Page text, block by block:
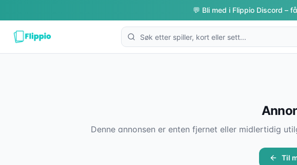
💬 Bli med i Flippio Discord –
Denne annonsen er enten fjernet eller midlertidig
Til